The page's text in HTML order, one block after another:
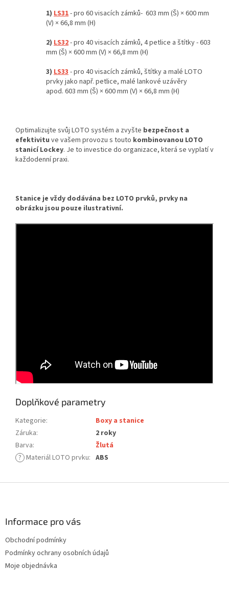
1) LS31- pro 60 visacích zámků- 603 mm (Š) × 600 mm
(V) × 66,8 mm (H)
2) LS32- pro 40 visacích zámků, 4 petlice a štítky - 603
mm (Š) × 600 mm (V) × 66,8 mm (H)
3) LS33- pro 40 visacích zámků, štítky a malé LOTO
prvky jako např. petlice, malé lankové uzávěry
apod. 603 mm (Š) × 600 mm (V) × 66,8 mm (H)
Optimalizujte svůj LOTO systém a zvyšte bezpečnost a
efektivitu ve vašem provozu s touto kombinovanou LOTO
stanicí Lockey. Je to investice do organizace, která se vyplatí v
každodenní praxi.
Stanice je vždy dodávána bez LOTO prvků, prvky na
obrázku jsou pouze ilustrativní.
Doplňkové parametry
Kategorie:
Boxy a stanice
Záruka:
2 roky
Barva:
Žlutá
? Materiál LOTO prvku: ABS
Informace pro vás
Obchodní podmínky
Podmínky ochrany osobních údajů
Moje objednávka